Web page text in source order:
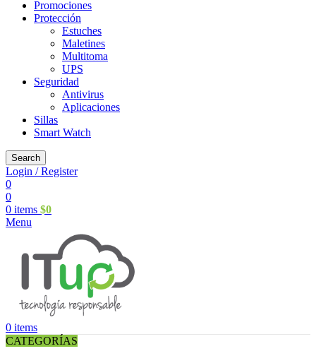
Promociones
Protección
Estuches
Maletines
Multitoma
UPS
Seguridad
Antivirus
Aplicaciones
Sillas
Smart Watch
Search
Login / Register
0
0
0 items $0
Menu
0 items
CATEGORÍAS